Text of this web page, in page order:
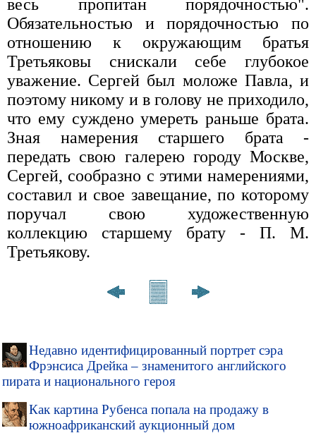
весь пропитан порядочностью".
Обязательностью и порядочностью по
отношению к окружающим братья
Третьяковы снискали себе глубокое
уважение. Сергей был моложе Павла, и
поэтому никому и в голову не приходило,
что ему суждено умереть раньше брата.
Зная намерения старшего брата -
передать свою галерею городу Москве,
Сергей, сообразно с этими намерениями,
составил и свое завещание, по которому
поручал свою художественную
коллекцию старшему брату - П. М.
Третьякову.
Недавно идентифицированный портрет сэра
Фрэнсиса Дрейка – знаменитого английского
пирата и национального героя
Как картина Рубенса попала на продажу в
южноафриканский аукционный дом